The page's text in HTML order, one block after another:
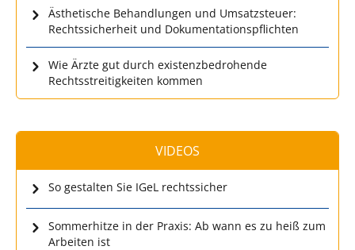
Ästhetische Behandlungen und Umsatzsteuer:
Rechtssicherheit und Dokumentationspflichten
Wie Ärzte gut durch existenzbedrohende
Rechtsstreitigkeiten kommen
VIDEOS
So gestalten Sie IGeL rechtssicher
Sommerhitze in der Praxis: Ab wann es zu heiß zum
Arbeiten ist